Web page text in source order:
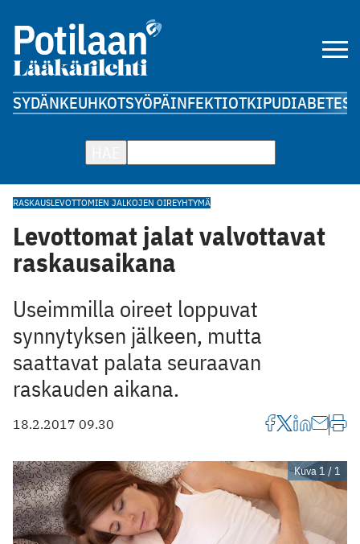
SYDÄNKEUHKOTSYÖPÄINFEKTIOTKIPUDIABETES
RASKAUSLEVOTTOMIEN JALKOJEN OIREYHTYMÄ
Levottomat jalat valvottavat
raskausaikana
Useimmilla oireet loppuvat
synnytyksen jälkeen, mutta
saattavat palata seuraavan
raskauden aikana.
18.2.2017 09.30
Kuva 1 / 1